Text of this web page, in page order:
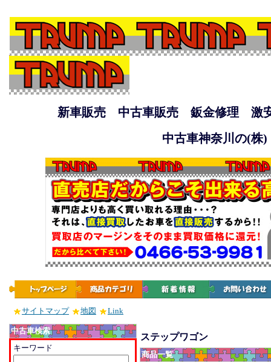
新車販売 中古車販売 鈑金修理 激
中古車神奈川の(株)
サイトマップ 地図 Link
中古車検索
キーワード
ステップワゴン
商品一覧